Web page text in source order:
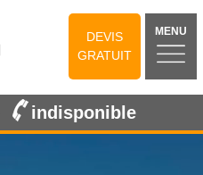
DEVIS
GRATUIT
MENU
indisponible